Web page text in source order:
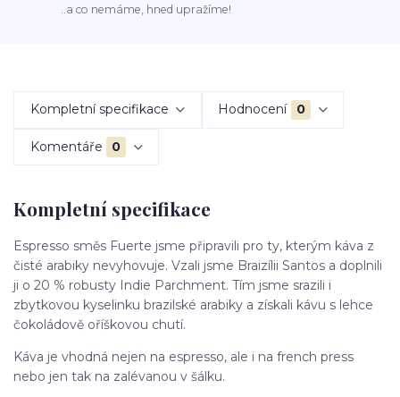
..a co nemáme, hned upražíme!
Kompletní specifikace Hodnocení 0
Komentáře 0
Kompletní specifikace
Espresso směs Fuerte jsme připravili pro ty, kterým káva z
čisté arabiky nevyhovuje. Vzali jsme Braizílii Santos a doplnili
ji o 20 % robusty Indie Parchment. Tím jsme srazili i
zbytkovou kyselinku brazilské arabiky a získali kávu s lehce
čokoládově oříškovou chutí.
Káva je vhodná nejen na espresso, ale i na french press
nebo jen tak na zalévanou v šálku.